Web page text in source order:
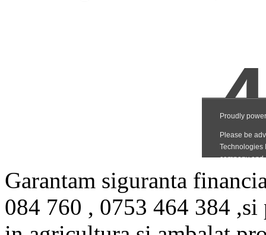
Garantam siguranta
084 760 , 0753 464 384